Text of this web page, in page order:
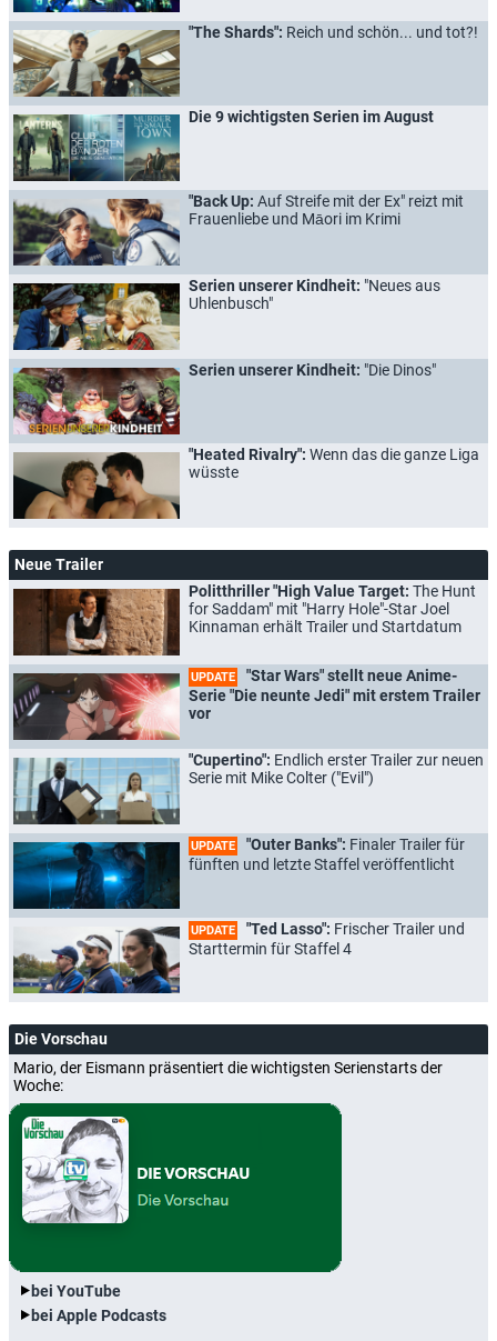
"The Shards": Reich und schön... und tot?!
Die 9 wichtigsten Serien im August
"Back Up: Auf Streife mit der Ex" reizt mit
Frauenliebe und Māori im Krimi
Serien unserer Kindheit: "Neues aus
Uhlenbusch"
Serien unserer Kindheit: "Die Dinos"
"Heated Rivalry": Wenn das die ganze Liga
wüsste
Neue Trailer
Politthriller "High Value Target: The Hunt
for Saddam" mit "Harry Hole"-Star Joel
Kinnaman erhält Trailer und Startdatum
UPDATE
"Star Wars" stellt neue Anime-
Serie "Die neunte Jedi" mit erstem Trailer
vor
"Cupertino": Endlich erster Trailer zur neuen
Serie mit Mike Colter ("Evil")
UPDATE "Outer Banks": Finaler Trailer für
fünften und letzte Staffel veröffentlicht
UPDATE "Ted Lasso": Frischer Trailer und
Starttermin für Staffel 4
Die Vorschau
Mario, der Eismann präsentiert die wichtigsten Serienstarts der
Woche:
bei YouTube
bei Apple Podcasts